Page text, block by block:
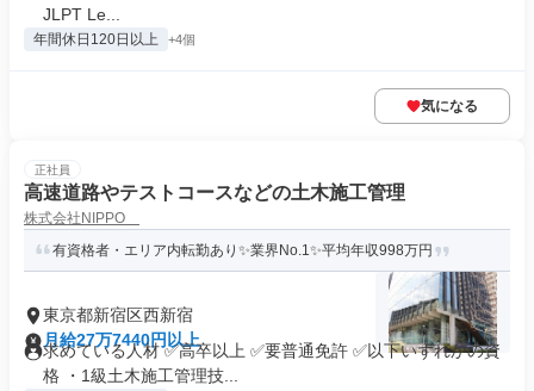
JLPT Le...
年間休日120日以上 +4個
気になる
正社員
高速道路やテストコースなどの土木施工管理
株式会社NIPPO
有資格者・エリア内転勤あり✨業界No.1✨平均年収998万円
東京都新宿区西新宿
月給27万7440円以上
求めている人材 ✅高卒以上 ✅要普通免許 ✅以下いずれかの資
格 ・1級土木施工管理技...